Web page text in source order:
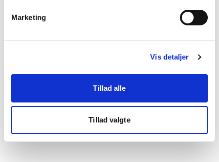
Marketing
Vis detaljer
Tillad alle
Tillad valgte